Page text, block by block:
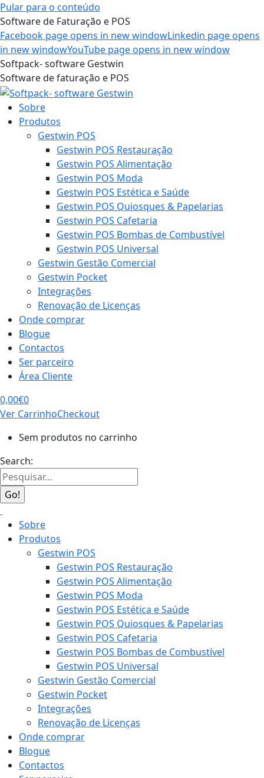
Pular para o conteúdo
Software de Faturação e POS
Facebook page opens in new windowLinkedin page opens
in new windowYouTube page opens in new window
Softpack- software Gestwin
Software de faturação e POS
Sobre
Produtos
Gestwin POS
Gestwin POS Restauração
Gestwin POS Alimentação
Gestwin POS Moda
Gestwin POS Estética e Saúde
Gestwin POS Quiosques & Papelarias
Gestwin POS Cafetaria
Gestwin POS Bombas de Combustível
Gestwin POS Universal
Gestwin Gestão Comercial
Gestwin Pocket
Integrações
Renovação de Licenças
Onde comprar
Blogue
Contactos
Ser parceiro
Área Cliente
0,00€0
Ver CarrinhoCheckout
Sem produtos no carrinho
Search:
Sobre
Produtos
Gestwin POS
Gestwin POS Restauração
Gestwin POS Alimentação
Gestwin POS Moda
Gestwin POS Estética e Saúde
Gestwin POS Quiosques & Papelarias
Gestwin POS Cafetaria
Gestwin POS Bombas de Combustível
Gestwin POS Universal
Gestwin Gestão Comercial
Gestwin Pocket
Integrações
Renovação de Licenças
Onde comprar
Blogue
Contactos